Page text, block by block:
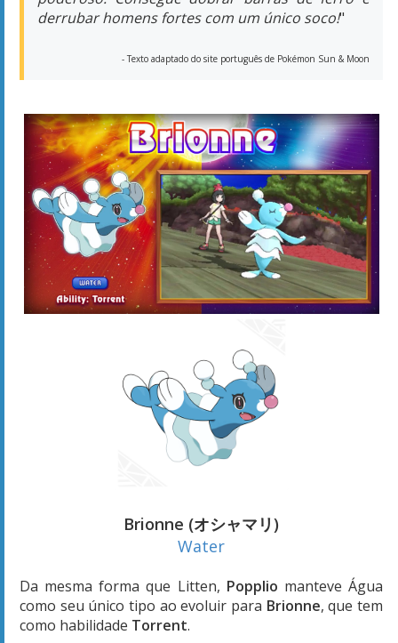
Brionne (オシャマリ)
Water
Da mesma forma que Litten,Popplio
como seu único tipo ao evoluir para
Torrent.
O Brionne aprende as suas danças, imitando os
restantes membros da sua colônia. Por vezes,
até aprende as danças dos humanos. Este
Pokémon trabalha arduamente e concentra
todos os seus esforços até memorizar cada
dança. Enquanto dança, o Brionne enche balão